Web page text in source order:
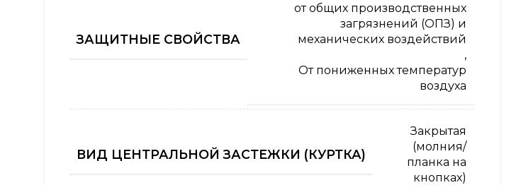
ЗАЩИТНЫЕ СВОЙСТВА
от общих производственных
загрязнений (ОПЗ) и
механических воздействий
,
От пониженных температур
воздуха
ВИД ЦЕНТРАЛЬНОЙ ЗАСТЕЖКИ (КУРТКА)
Закрытая
(молния/
планка на
кнопках)